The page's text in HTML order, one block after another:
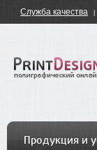
Служба качества
Продукция и